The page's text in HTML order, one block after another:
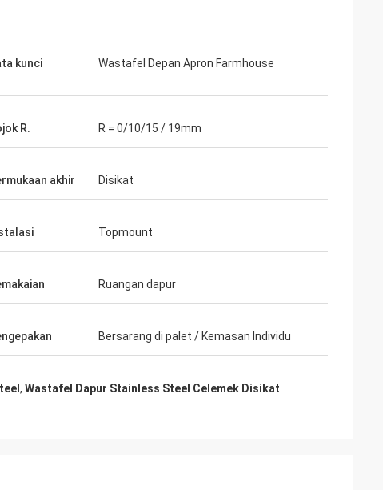
kunci Wastafel Depan Apron Farmhouse
R. R = 0/10/15 / 19mm
akhir Disikat
Topmount
Ruangan dapur
Bersarang di palet / Kemasan Individu
, Wastafel Dapur Stainless Steel Celemek Disikat